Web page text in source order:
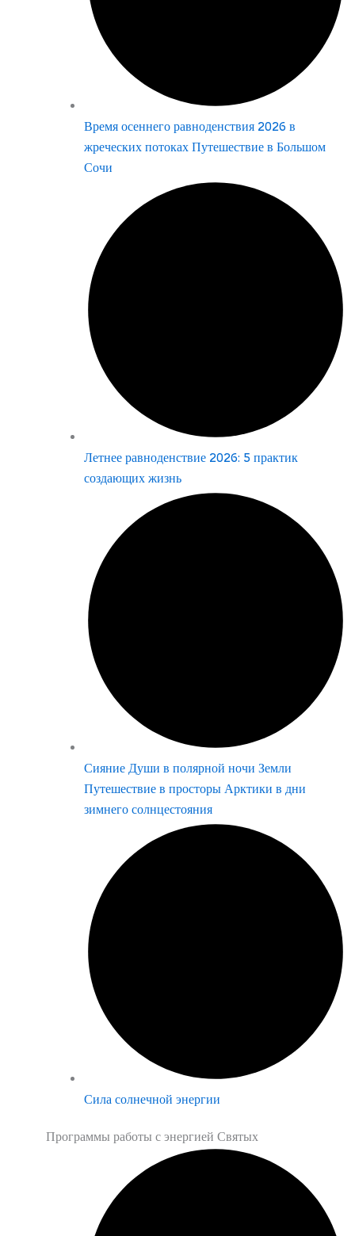
Время осеннего равноденствия 2026 в
жреческих потоках Путешествие в Большом
Сочи
Летнее равноденствие 2026: 5 практик
создающих жизнь
Сияние Души в полярной ночи Земли
Путешествие в просторы Арктики в дни
зимнего солнцестояния
Сила солнечной энергии
Программы работы с энергией Святых